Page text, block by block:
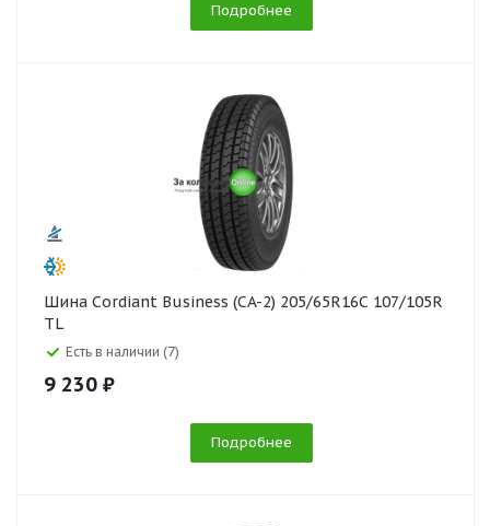
Подробнее
Шина Cordiant Business (CA-2) 205/65R16C 107/105R
TL
Есть в наличии (7)
9 230 ₽
Подробнее